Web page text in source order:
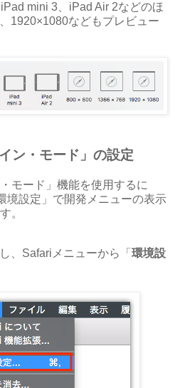
mini 3、iPad Air 2などのほ
1920×1080などもプレビュー
ン・モード」の設定
モード」機能を使用するに
境設定」で開発メニューの表示
。
、Safariメニューから「 環境設